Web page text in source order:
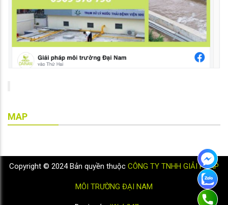
MAP
Copyright © 2024 Bản quyền thuộc CÔNG TY TNHH GIẢI PHÁP
MÔI TRƯỜNG ĐẠI NAM